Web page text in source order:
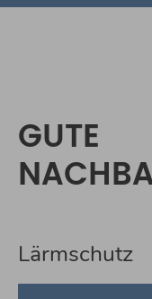
GUTE
Lärmschutz